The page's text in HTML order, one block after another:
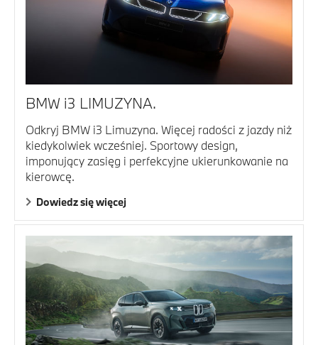
BMW i3 LIMUZYNA.
Odkryj BMW i3 Limuzyna. Więcej radości z jazdy niż
kiedykolwiek wcześniej. Sportowy design,
imponujący zasięg i perfekcyjne ukierunkowanie na
kierowcę.
Dowiedz się więcej